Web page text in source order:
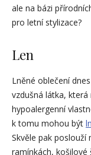
ale na bázi
pro letní stylizace?
Len
Lněné oblečení
vzdušná látka,
hypoalergenní
k tomu mohou být
Skvěle pak poslouží
ramínkách,